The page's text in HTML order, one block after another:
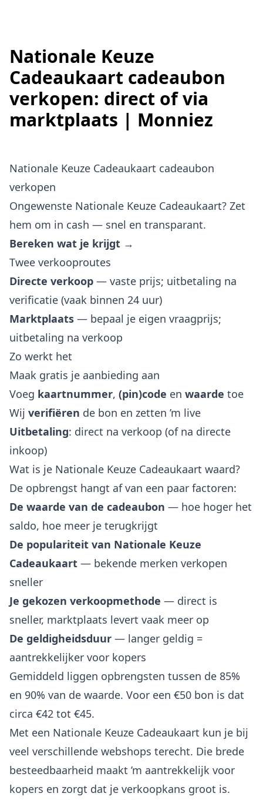
Nationale Keuze
Cadeaukaart cadeaubon
verkopen: direct of via
marktplaats | Monniez
Nationale Keuze Cadeaukaart cadeaubon
verkopen
Ongewenste Nationale Keuze Cadeaukaart? Zet
hem om in cash — snel en transparant.
Bereken wat je krijgt →
Twee verkooproutes
Directe verkoop — vaste prijs; uitbetaling na
verificatie (vaak binnen 24 uur)
Marktplaats — bepaal je eigen vraagprijs;
uitbetaling na verkoop
Zo werkt het
Maak gratis je aanbieding aan
Voeg kaartnummer, (pin)code en waarde toe
Wij verifiëren de bon en zetten ’m live
Uitbetaling: direct na verkoop (of na directe
inkoop)
Wat is je Nationale Keuze Cadeaukaart waard?
De opbrengst hangt af van een paar factoren:
De waarde van de cadeaubon — hoe hoger het
saldo, hoe meer je terugkrijgt
De populariteit van Nationale Keuze
Cadeaukaart — bekende merken verkopen
sneller
Je gekozen verkoopmethode — direct is
sneller, marktplaats levert vaak meer op
De geldigheidsduur — langer geldig =
aantrekkelijker voor kopers
Gemiddeld liggen opbrengsten tussen de 85%
en 90% van de waarde. Voor een €50 bon is dat
circa €42 tot €45.
Met een Nationale Keuze Cadeaukaart kun je bij
veel verschillende webshops terecht. Die brede
besteedbaarheid maakt ’m aantrekkelijk voor
kopers en zorgt dat je verkoopkans groot is.